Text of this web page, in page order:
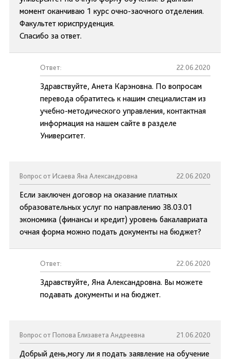
момент оканчиваю 1 курс очно-заочного отделения.
Факультет юриспруденция.
Спасибо за ответ.
Ответ: 22.06.2020
Здравствуйте, Анета Карэновна. По вопросам
перевода обратитесь к нашим специалистам из
учебно-методического управления, контактная
информация на нашем сайте в разделе
Университет.
Вопрос от Исаева Яна Александровна 22.06.2020
Если заключен договор на оказание платных
образовательных услуг по направлению 38.03.01
экономика (финансы и кредит) уровень бакалавриата
очная форма можно подать документы на бюджет?
Ответ: 22.06.2020
Здравствуйте, Яна Александровна. Вы можете
подавать документы и на бюджет.
Вопрос от Попова Елизавета Андреевна 21.06.2020
Добрый день,могу ли я подать заявление на обучение